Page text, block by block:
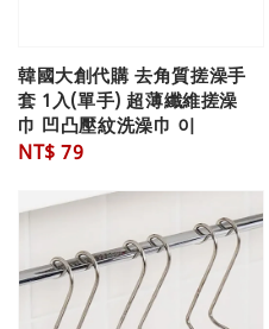
韓國大創代購 去角質搓澡手
套 1入(單手) 超薄纖維搓澡
巾 凹凸壓紋洗澡巾 이
Regular
NT$ 79